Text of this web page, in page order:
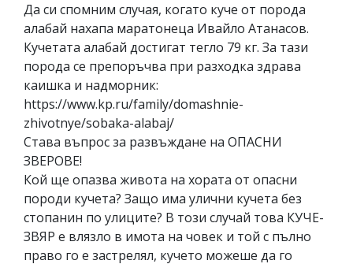
Да си спомним случая, когато куче от порода
алабай нахапа маратонеца Ивайло Атанасов.
Кучетата алабай достигат тегло 79 кг. За тази
порода се препоръчва при разходка здрава
каишка и надморник:
https://www.kp.ru/family/domashnie-
zhivotnye/sobaka-alabaj/
Става въпрос за развъждане на ОПАСНИ
ЗВЕРОВЕ!
Кой ще опазва живота на хората от опасни
породи кучета? Защо има улични кучета без
стопанин по улиците? В този случай това КУЧЕ-
ЗВЯР е влязло в имота на човек и той с пълно
право го е застрелял, кучето можеше да го